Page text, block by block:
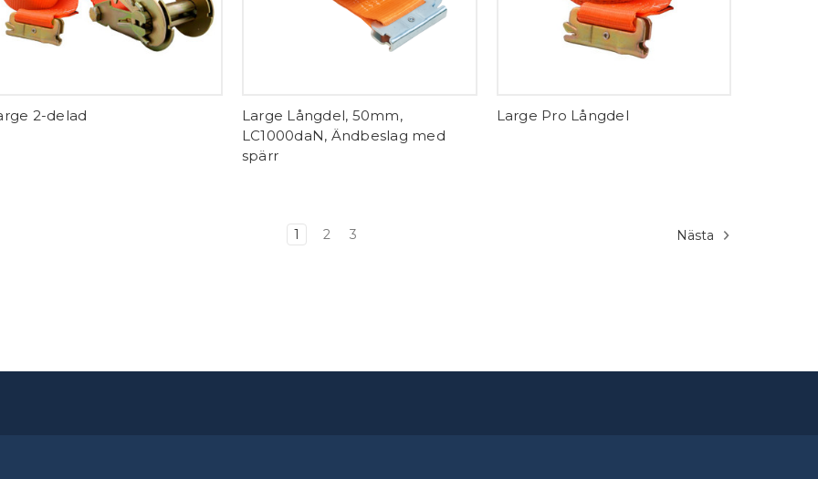
2-delad
Large Långdel, 50mm,
LC1000daN, Ändbeslag med
spärr
Large Pro Långdel
1 2 3 Nästa